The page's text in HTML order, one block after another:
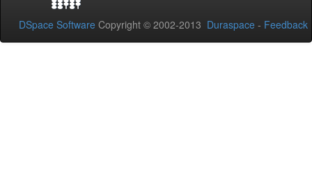
DSpace Software Copyright © 2002-2013 Duraspace - Feedback